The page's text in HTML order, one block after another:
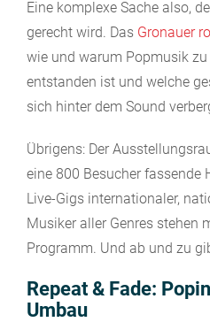
Eine komplexe Sache also,
gerecht wird. Das Gronauer
wie und warum Popmusik
entstanden ist und welche
sich hinter dem Sound
Übrigens: Der
eine 800 Besucher fassende
Live-Gigs internationaler,
Musiker aller Genres stehen
Programm. Und ab und zu
Repeat & Fade:
Umbau